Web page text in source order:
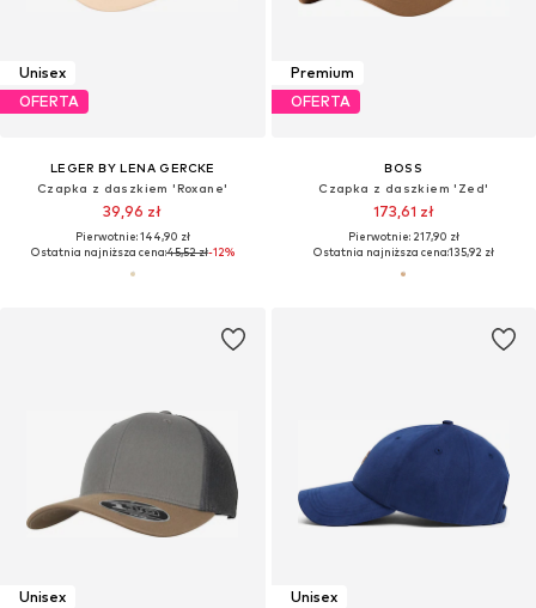
Unisex
OFERTA
LEGER BY LENA GERCKE
Czapka z daszkiem 'Roxane'
39,96 zł
Pierwotnie: 144,90 zł
Ostatnia najniższa cena:45,52 zł-12%
Premium
OFERTA
BOSS
Czapka z daszkiem 'Zed'
173,61 zł
Pierwotnie: 217,90 zł
Ostatnia najniższa cena:135,92 zł
Unisex Unisex